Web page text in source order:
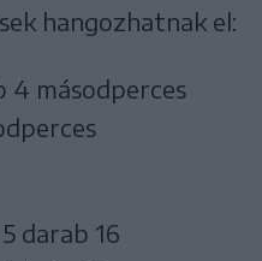
hangozhatnak el:
4 másodperces
darab 16